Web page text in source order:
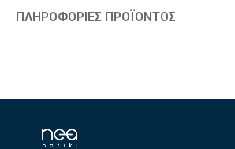
ΠΛΗΡΟΦΟΡΊΕΣ ΠΡΟΪΌΝΤΟΣ